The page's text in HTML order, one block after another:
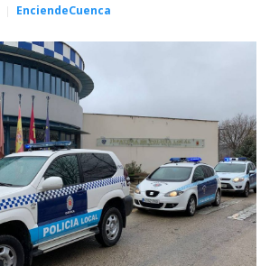
EnciendeCuenca